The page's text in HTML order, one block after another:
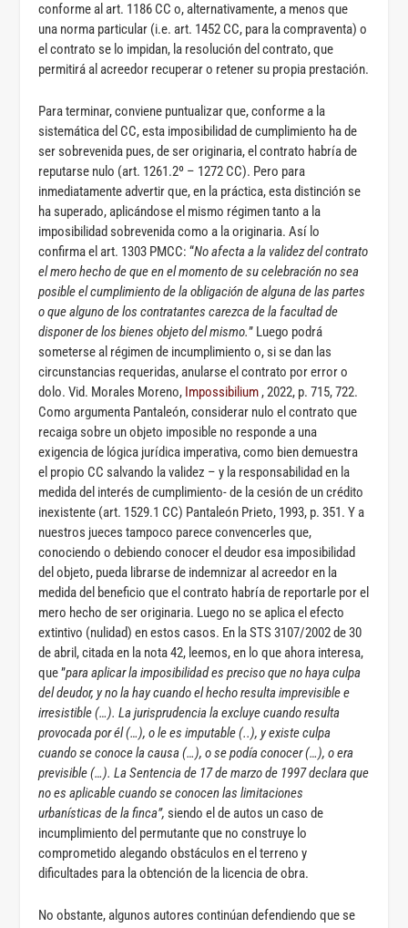
conforme al art. 1186 CC o, alternativamente, a menos que
una norma particular (i.e. art. 1452 CC, para la compraventa) o
el contrato se lo impidan, la resolución del contrato, que
permitirá al acreedor recuperar o retener su propia prestación.
Para terminar, conviene puntualizar que, conforme a la
sistemática del CC, esta imposibilidad de cumplimiento ha de
ser sobrevenida pues, de ser originaria, el contrato habría de
reputarse nulo (art. 1261.2º – 1272 CC). Pero para
inmediatamente advertir que, en la práctica, esta distinción se
ha superado, aplicándose el mismo régimen tanto a la
imposibilidad sobrevenida como a la originaria. Así lo
confirma el art. 1303 PMCC: “No afecta a la validez del contrato
el mero hecho de que en el momento de su celebración no sea
posible el cumplimiento de la obligación de alguna de las partes
o que alguno de los contratantes carezca de la facultad de
disponer de los bienes objeto del mismo.” Luego podrá
someterse al régimen de incumplimiento o, si se dan las
circunstancias requeridas, anularse el contrato por error o
dolo. Vid. Morales Moreno, Impossibilium , 2022, p. 715, 722.
Como argumenta Pantaleón, considerar nulo el contrato que
recaiga sobre un objeto imposible no responde a una
exigencia de lógica jurídica imperativa, como bien demuestra
el propio CC salvando la validez – y la responsabilidad en la
medida del interés de cumplimiento- de la cesión de un crédito
inexistente (art. 1529.1 CC) Pantaleón Prieto, 1993, p. 351. Y a
nuestros jueces tampoco parece convencerles que,
conociendo o debiendo conocer el deudor esa imposibilidad
del objeto, pueda librarse de indemnizar al acreedor en la
medida del beneficio que el contrato habría de reportarle por el
mero hecho de ser originaria. Luego no se aplica el efecto
extintivo (nulidad) en estos casos. En la STS 3107/2002 de 30
de abril, citada en la nota 42, leemos, en lo que ahora interesa,
que ”para aplicar la imposibilidad es preciso que no haya culpa
del deudor, y no la hay cuando el hecho resulta imprevisible e
irresistible (…). La jurisprudencia la excluye cuando resulta
provocada por él (…), o le es imputable (..), y existe culpa
cuando se conoce la causa (…), o se podía conocer (…), o era
previsible (…). La Sentencia de 17 de marzo de 1997 declara que
no es aplicable cuando se conocen las limitaciones
urbanísticas de la finca”, siendo el de autos un caso de
incumplimiento del permutante que no construye lo
comprometido alegando obstáculos en el terreno y
dificultades para la obtención de la licencia de obra.
No obstante, algunos autores continúan defendiendo que se